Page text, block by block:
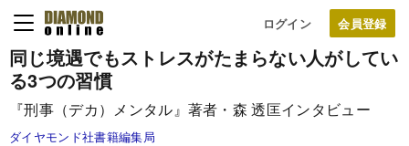
ログイン
同じ境遇でもストレスがたまらない人がしてい
る3つの習慣
『刑事（デカ）メンタル』著者・森 透匡インタビュー
ダイヤモンド社書籍編集局